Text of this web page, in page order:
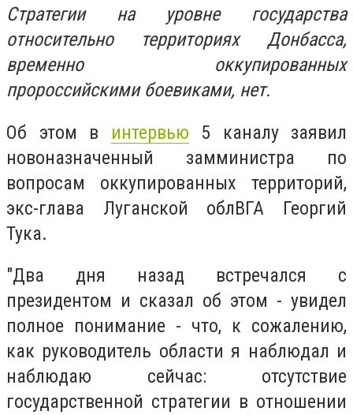
Стратегии на уровне государства
относительно территориях Донбасса,
временно оккупированных
пророссийскими боевиками, нет.
Об этом в интервью 5 каналу заявил
новоназначенный замминистра по
вопросам оккупированных территорий,
экс-глава Луганской облВГА Георгий
Тука.
"Два дня назад встречался с
президентом и сказал об этом - увидел
полное понимание - что, к сожалению,
как руководитель области я наблюдал и
наблюдаю сейчас: отсутствие
государственной стратегии в отношении